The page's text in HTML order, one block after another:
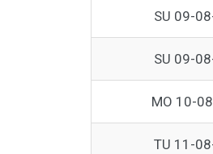
SU 09-
SU 09-
MO 10-
TU 11-